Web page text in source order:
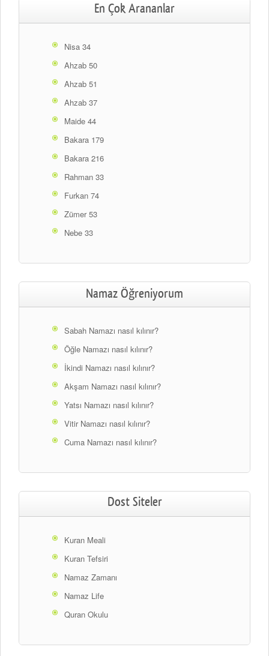
En Çok Arananlar
Nisa 34
Ahzab 50
Ahzab 51
Ahzab 37
Maide 44
Bakara 179
Bakara 216
Rahman 33
Furkan 74
Zümer 53
Nebe 33
Namaz Öğreniyorum
Sabah Namazı nasıl kılınır?
Öğle Namazı nasıl kılınır?
İkindi Namazı nasıl kılınır?
Akşam Namazı nasıl kılınır?
Yatsı Namazı nasıl kılınır?
Vitir Namazı nasıl kılınır?
Cuma Namazı nasıl kılınır?
Dost Siteler
Kuran Meali
Kuran Tefsiri
Namaz Zamanı
Namaz Life
Quran Okulu